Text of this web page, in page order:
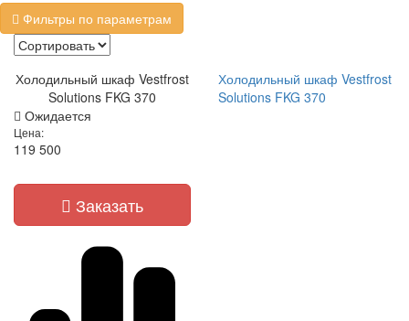
Фильтры по параметрам
Холодильный шкаф Vestfrost
Solutions FKG 370
Холодильный шкаф Vestfrost
Solutions FKG 370
Ожидается
Цена:
119 500
Заказать